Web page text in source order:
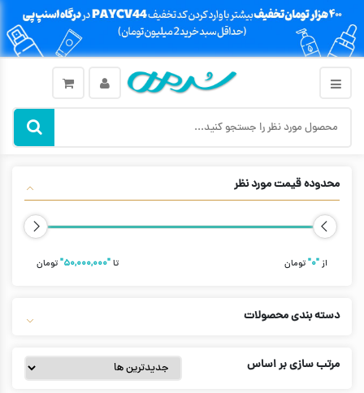
محدوده قیمت مورد نظر
از"۰" تومان تا"۵۰,۰۰۰,۰۰۰" تومان
دسته بندی محصولات
مرتب سازی بر اساس